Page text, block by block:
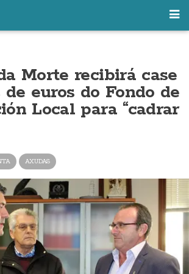
Morte recibirá case
euros do Fondo de
Local para “cadrar
AXUDAS